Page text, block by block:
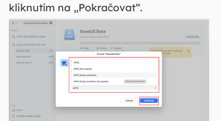
kliknutím na „Pokračovat“.